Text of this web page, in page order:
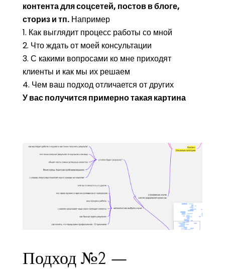
контента для соцсетей, постов в блоге,
сториз и тп.Например
Как выглядит процесс работы со мной
Что ждать от моей консультации
С какими вопросами ко мне приходят
клиенты и как мы их решаем
Чем ваш подход отличается от других
У вас получится примерно такая картина
Подход №2 —